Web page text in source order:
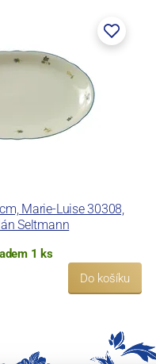
Marie-Luise 30308,
Seltmann
1 ks
Do košíku